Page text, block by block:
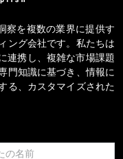
察を複数の業界に提供す
ング会社です。私たちは
連携し、複雑な市場課題
門知識に基づき、情報に
る、カスタマイズされた